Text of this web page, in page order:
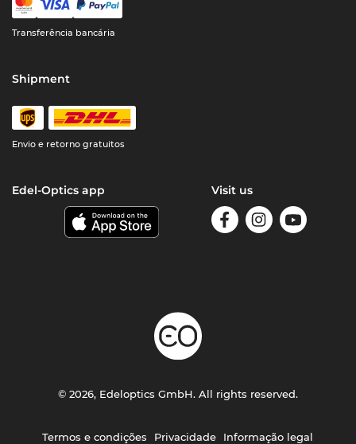
Transferência bancária
Shipment
Envio e retorno gratuitos
Edel-Optics app Visit us
Termos e condições Privacidade Informação legal
© 2026, Edeloptics GmbH. All rights reserved.